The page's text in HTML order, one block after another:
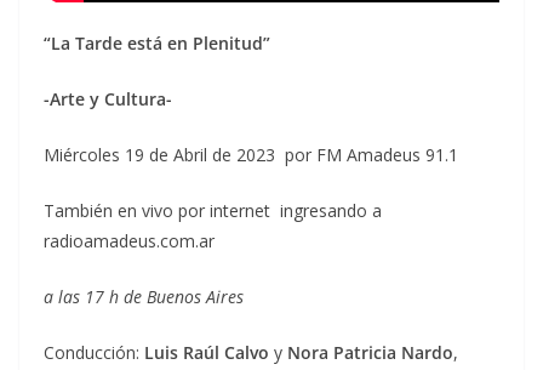
“La Tarde está en Plenitud”
-Arte y Cultura-
Miércoles 19 de Abril de 2023 por FM Amadeus 91.1
También en vivo por internet ingresando a
radioamadeus.com.ar
a las 17 h de Buenos Aires
Conducción: Luis Raúl Calvo y Nora Patricia Nardo,